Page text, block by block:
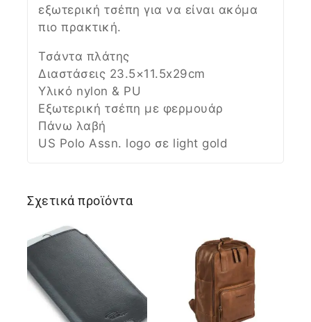
εξωτερική τσέπη για να είναι ακόμα
πιο πρακτική.
Τσάντα πλάτης
Διαστάσεις 23.5×11.5x29cm
Υλικό nylon & PU
Εξωτερική τσέπη με φερμουάρ
Πάνω λαβή
US Polo Assn. logo σε light gold
Σχετικά προϊόντα